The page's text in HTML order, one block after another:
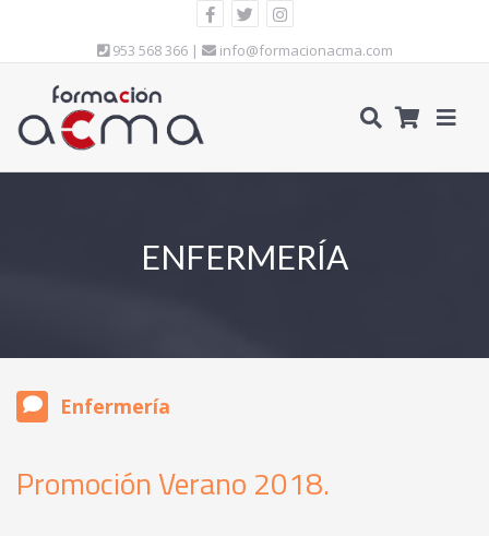
953 568 366 | info@formacionacma.com
ENFERMERÍA
Enfermería
Promoción Verano 2018.